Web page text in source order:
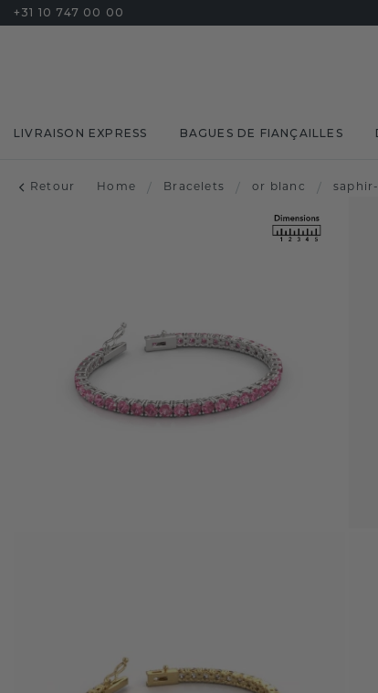
+31 10 747 00 00
LIVRAISON EXPRESS BAGUES DE FIANÇAILLES
Retour Home / Bracelets / or blanc /